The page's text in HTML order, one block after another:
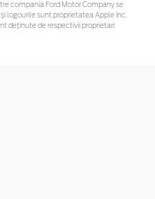
compania Ford Motor Company se
logourile sunt proprietatea Apple Inc.
deținute de respectivii proprietari